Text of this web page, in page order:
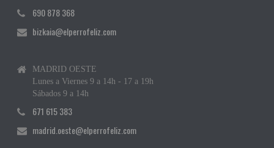
690 878 368
bizkaia@elperrofeliz.com
MADRID OESTE
Lunes a Viernes 9 a 14h - 17 a 19h
Sábados 9 a 14h
671 615 383
madrid.oeste@elperrofeliz.com